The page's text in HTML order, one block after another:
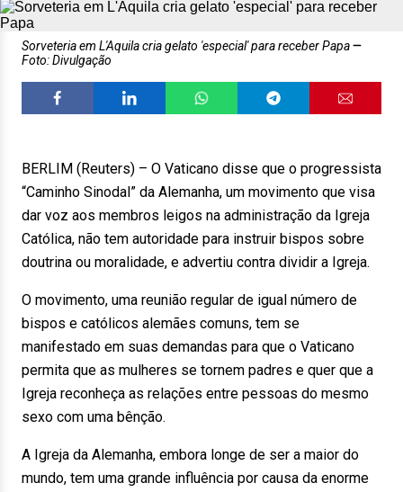
Sorveteria em L'Aquila cria gelato 'especial' para receber Papa
Foto: Divulgação
BERLIM (Reuters) – O Vaticano disse que o progressista
“Caminho Sinodal” da Alemanha, um movimento que visa
dar voz aos membros leigos na administração da Igreja
Católica, não tem autoridade para instruir bispos sobre
doutrina ou moralidade, e advertiu contra dividir a Igreja.
O movimento, uma reunião regular de igual número de
bispos e católicos alemães comuns, tem se
manifestado em suas demandas para que o Vaticano
permita que as mulheres se tornem padres e quer que a
Igreja reconheça as relações entre pessoas do mesmo
sexo com uma bênção.
A Igreja da Alemanha, embora longe de ser a maior do
mundo, tem uma grande influência por causa da enorme